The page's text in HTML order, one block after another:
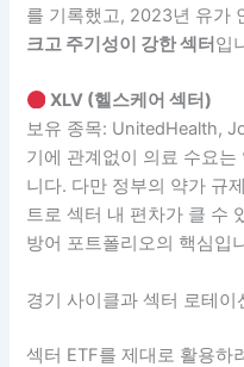
를 기록했고, 2023년 유가
크고 주기성이 강한 섹터 입
XLV (헬스케어 섹터)
보유 종목: UnitedHealth,
기에 관계없이 의료 수요는
니다. 다만 정부의 약가 규
트로 섹터 내 편차가 클 수
방어 포트폴리오의 핵심입
경기 사이클과 섹터 로테
섹터 ETF를 제대로 활용하